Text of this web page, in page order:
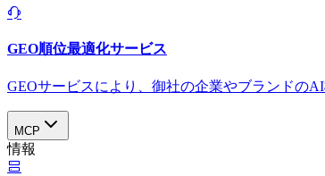
GEO順位最適化サービス
GEOサービスにより、御社の企業やブランドの
MCP
情報